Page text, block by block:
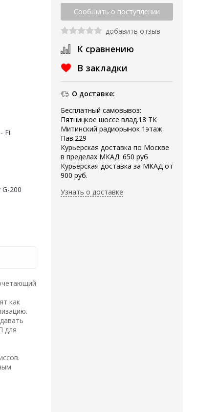
добавить отзыв
К сравнению
В закладки
О доставке:
Бесплатный самовывоз:
Пятницкое шоссе влад.18 ТК
Митинский радиорынок 1этаж
Пав.229
Курьерская доставка по Москве
в пределах МКАД: 650 руб
Курьерская доставка за МКАД от
900 руб.
Узнать о доставке
Fi
200
как
для